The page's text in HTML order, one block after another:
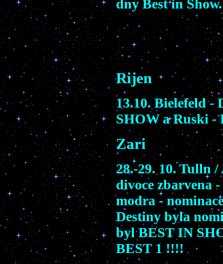
dnyBest in Show.
Rijen
13.10. Bielefeld -
SHOW aRuski -
Zari
28.-29. 10. Tulln
divoce zbarvena
modra- nomi
Destinybyla
bylBEST IN
BEST 1 !!!!